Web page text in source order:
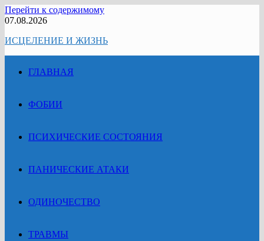
Перейти к содержимому
07.08.2026
ИСЦЕЛЕНИЕ И ЖИЗНЬ
ГЛАВНАЯ
ФОБИИ
ПСИХИЧЕСКИЕ СОСТОЯНИЯ
ПАНИЧЕСКИЕ АТАКИ
ОДИНОЧЕСТВО
ТРАВМЫ